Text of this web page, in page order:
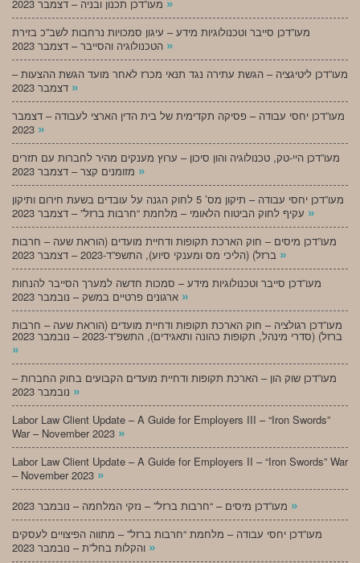
מעו”דכן סייבר וטכנולוגיות מידע – עיגון סמכויות נרחבות לשב”כ בזירת
»
מעו”דכן ליטיגציה – הגשת עתירה נגד תנאי מכרז לאחר מועד הגשת ההצעות –
»
מעו”דכן יחסי עבודה – פסיקה תקדימית של בית הדין הארצי לעבודה – דצמבר
»
מעו”דכן היי-טק, טכנולוגיה והון סיכון – ערוץ מענקים מהיר לחברות עם תזרים
»
מעו”דכן יחסי עבודה – תיקון מס’ 5 לחוק הגנה על עובדים בשעת חירום ותיקון
»
מעו”דכן מיסים – חוק הארכת תקופות ודחיית מועדים (הוראת שעה – חרבות
»
מעו”דכן סייבר וטכנולוגיות מידע – סמכות חדשה למערך הסייבר להנחות
»
מעו”דכן רגולציה – חוק הארכת תקופות ודחיית מועדים (הוראת שעה – חרבות
ברזל) (סדרי מינהל, תקופות כהונה ותאגידים), התשפ”ד-2023 – נובמבר 2023
»
מעו”דכן שוק הון – הארכת תקופות ודחיית מועדים הקבועים בחוק החברות –
»
Labor Law Client Update – A Guide for Employers III – “Iron Swords”
War – November 2023 »
Labor Law Client Update – A Guide for Employers II – “Iron Swords” War
– November 2023 »
»
מעו”דכן יחסי עבודה – מלחמת “חרבות ברזל” – מתווה הפיצויים לעסקים
»